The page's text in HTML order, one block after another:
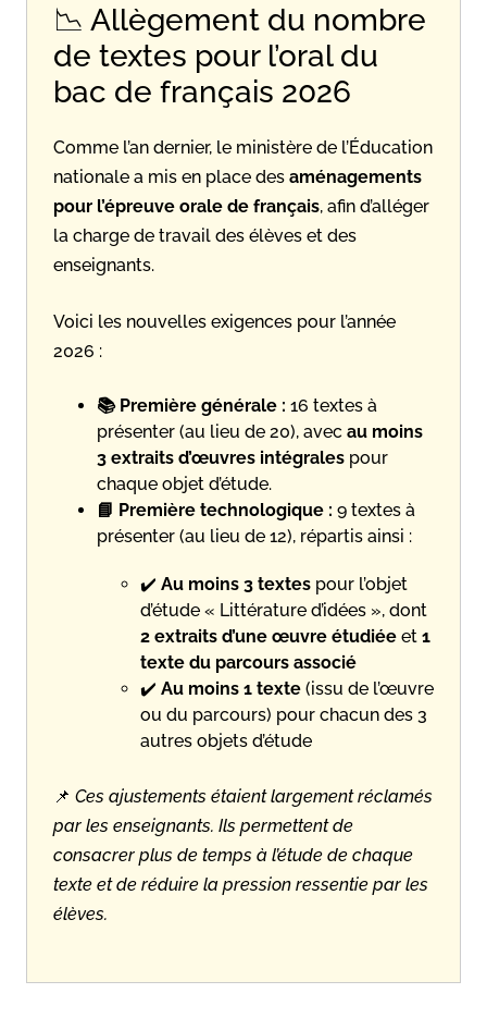
📉 Allègement du nombre
de textes pour l’oral du
bac de français 2026
Comme l’an dernier, le ministère de l’Éducation
nationale a mis en place des aménagements
pour l’épreuve orale de français, afin d’alléger
la charge de travail des élèves et des
enseignants.
Voici les nouvelles exigences pour l’année
2026 :
📚 Première générale : 16 textes à
présenter (au lieu de 20), avec au moins
3 extraits d’œuvres intégrales pour
chaque objet d’étude.
📘 Première technologique : 9 textes à
présenter (au lieu de 12), répartis ainsi :
✔️ Au moins 3 textes pour l’objet
d’étude « Littérature d’idées », dont
2 extraits d’une œuvre étudiée et 1
texte du parcours associé
✔️ Au moins 1 texte (issu de l’œuvre
ou du parcours) pour chacun des 3
autres objets d’étude
📌 Ces ajustements étaient largement réclamés
par les enseignants. Ils permettent de
consacrer plus de temps à l’étude de chaque
texte et de réduire la pression ressentie par les
élèves.